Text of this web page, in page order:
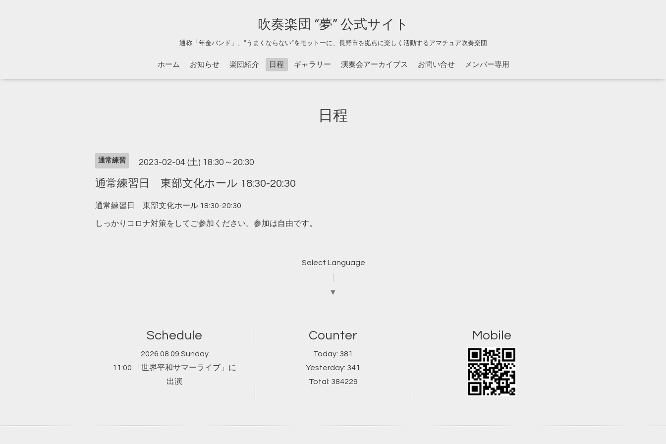
吹奏楽団 “夢” 公式サイト
通称「年金バンド」、“うまくならない”をモットーに、長野市を拠点に楽しく活動するアマチュア吹奏楽団
ホーム お知らせ 楽団紹介 日程 ギャラリー 演奏会アーカイブス お問い合せ メンバー専用
日程
通常練習 2023-02-04 (土) 18:30～20:30
通常練習日 東部文化ホール 18:30-20:30
通常練習日 東部文化ホール 18:30-20:30
しっかりコロナ対策をしてご参加ください。参加は自由です。
Select Language
▼
Schedule
2026.08.09 Sunday
11:00 「世界平和サマーライブ」に
出演
Counter
Today: 381
Yesterday: 341
Total: 384229
Mobile